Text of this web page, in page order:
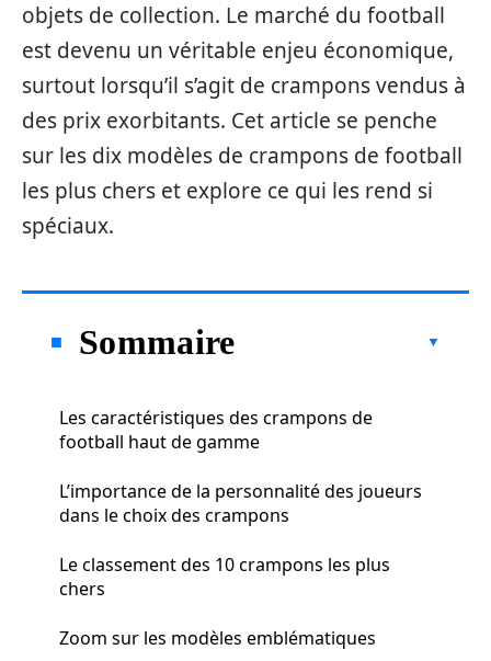
objets de collection. Le marché du football
est devenu un véritable enjeu économique,
surtout lorsqu’il s’agit de crampons vendus à
des prix exorbitants. Cet article se penche
sur les dix modèles de crampons de football
les plus chers et explore ce qui les rend si
spéciaux.
Sommaire
Les caractéristiques des crampons de
football haut de gamme
L’importance de la personnalité des joueurs
dans le choix des crampons
Le classement des 10 crampons les plus
chers
Zoom sur les modèles emblématiques